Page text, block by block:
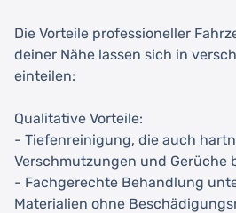
Die Vorteile professioneller
deiner Nähe lassen sich in
einteilen:
Qualitative Vorteile:
- Tiefenreinigung, die auch
Verschmutzungen und Gerüche
- Fachgerechte Behandlung
Materialien ohne